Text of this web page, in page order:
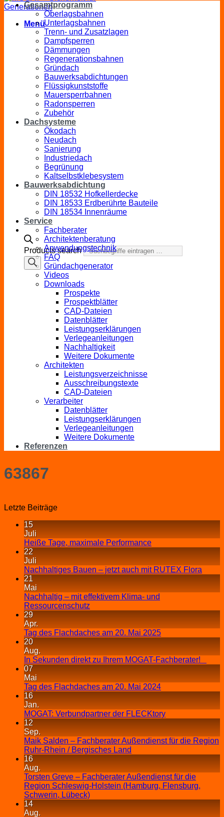
Menü
Products search
Gesamtprogramm
Oberlagsbahnen
Unterlagsbahnen
Trenn- und Zusatzlagen
Dampfsperren
Dämmungen
Regenerationsbahnen
Gründach
Bauwerksabdichtungen
Flüssigkunststoffe
Mauersperrbahnen
Radonsperren
Zubehör
Dachsysteme
Ökodach
Neudach
Sanierung
Industriedach
Begrünung
Kaltselbstklebesystem
Bauwerksabdichtung
DIN 18532 Hofkellerdecke
DIN 18533 Erdberührte Bauteile
DIN 18534 Innenräume
Service
Fachberater
Architektenberatung
Anwendungstechnik
FAQ
Gründachgenerator
Videos
Downloads
Prospekte
Prospektblätter
CAD-Dateien
Datenblätter
Leistungserklärungen
Verlegeanleitungen
Nachhaltigkeit
Weitere Dokumente
Architekten
Leistungsverzeichnisse
Ausschreibungstexte
CAD-Dateien
Verarbeiter
Datenblätter
Leistungserklärungen
Verlegeanleitungen
Weitere Dokumente
Referenzen
63867
Letzte Beiträge
15
Juli
Heiße Tage, maximale Performance
22
Juli
Nachhaltiges Bauen – jetzt auch mit RUTEX Flora
21
Mai
Nachhaltig – mit effektivem Klima- und
Ressourcenschutz
29
Apr.
Tag des Flachdaches am 20. Mai 2025
20
Aug.
In Sekunden direkt zu Ihrem MOGAT-Fachberater!
07
Mai
Tag des Flachdaches am 20. Mai 2024
16
Jan.
MOGAT: Verbundpartner der FLECKtory
12
Sep.
Maik Salden – Fachberater Außendienst für die Region
Ruhr-Rhein / Bergisches Land
16
Aug.
Torsten Greve – Fachberater Außendienst für die
Region Schleswig-Holstein (Hamburg, Flensburg,
Schwerin, Lübeck)
14
Aug.